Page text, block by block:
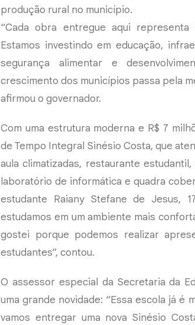
produção rural no município.
“Cada obra entregue aqui
Estamos investindo em educação,
segurança alimentar e
crescimento dos municípios passa pela
afirmou o governador.
Com uma estrutura moderna e R$ 7
de Tempo Integral Sinésio Costa, que
aula climatizadas, restaurante
laboratório de informática e quadra
estudante Raiany Stefane de Jesus,
estudamos em um ambiente mais
gostei porque podemos realizar
estudantes”, contou.
O assessor especial da Secretaria da
uma grande novidade: “Essa escola já é
vamos entregar uma nova Sinésio